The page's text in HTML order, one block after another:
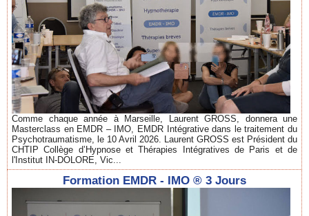
Comme chaque année à Marseille, Laurent GROSS, donnera une
Masterclass en EMDR – IMO, EMDR Intégrative dans le traitement du
Psychotraumatisme, le 10 Avril 2026. Laurent GROSS est Président du
CHTIP Collège d’Hypnose et Thérapies Intégratives de Paris et de
l'Institut IN-DOLORE, Vic...
Formation EMDR - IMO ® 3 Jours